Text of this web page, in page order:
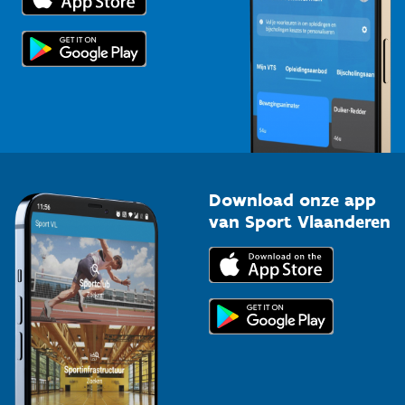
Topsporters
Download onze app
van Sport Vlaanderen